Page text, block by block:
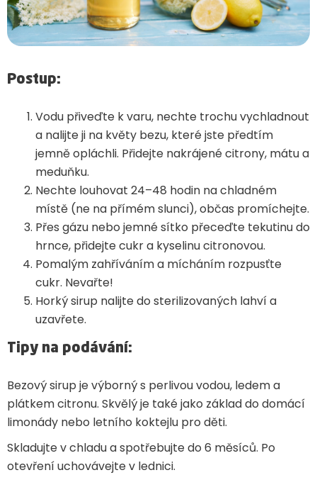
Postup:
Vodu přiveďte k varu, nechte trochu vychladnout
a nalijte ji na květy bezu, které jste předtím
jemně opláchli. Přidejte nakrájené citrony, mátu a
meduňku.
Nechte louhovat 24–48 hodin na chladném
místě (ne na přímém slunci), občas promíchejte.
Přes gázu nebo jemné sítko přeceďte tekutinu do
hrnce, přidejte cukr a kyselinu citronovou.
Pomalým zahříváním a mícháním rozpusťte
cukr. Nevařte!
Horký sirup nalijte do sterilizovaných lahví a
uzavřete.
Tipy na podávání:
Bezový sirup je výborný s perlivou vodou, ledem a
plátkem citronu. Skvělý je také jako základ do domácí
limonády nebo letního koktejlu pro děti.
Skladujte v chladu a spotřebujte do 6 měsíců. Po
otevření uchovávejte v lednici.